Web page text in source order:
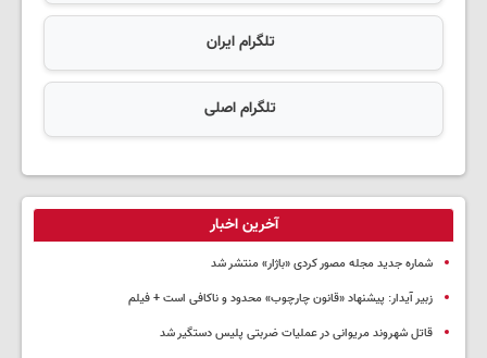
تلگرام ایران
تلگرام اصلی
آخرین اخبار
شماره جدید مجله مصور کردی «باژار» منتشر شد
زبیر آیدار: پیشنهاد «قانون چارچوب» محدود و ناکافی است + فیلم
قاتل شهروند مریوانی در عملیات ضربتی پلیس دستگیر شد